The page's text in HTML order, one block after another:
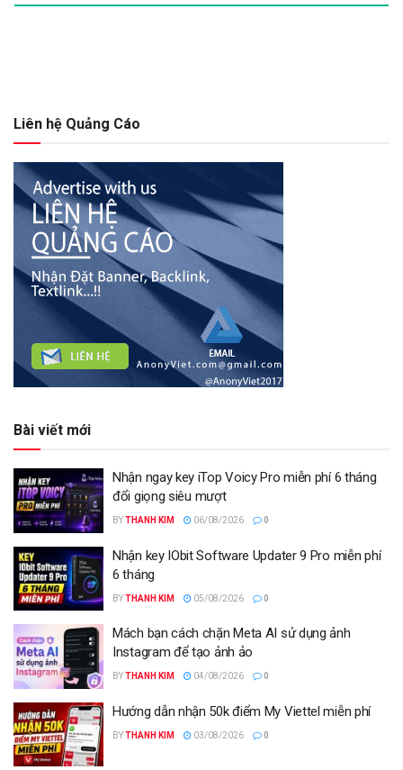
Liên hệ Quảng Cáo
Bài viết mới
Nhận ngay key iTop Voicy Pro miễn phí 6 tháng
đổi giọng siêu mượt
BYTHANH KIM 06/08/2026 0
Nhận key IObit Software Updater 9 Pro miễn phí
6 tháng
BYTHANH KIM 05/08/2026 0
Mách bạn cách chặn Meta AI sử dụng ảnh
Instagram để tạo ảnh ảo
BYTHANH KIM 04/08/2026 0
Hướng dẫn nhận 50k điểm My Viettel miễn phí
BYTHANH KIM 03/08/2026 0